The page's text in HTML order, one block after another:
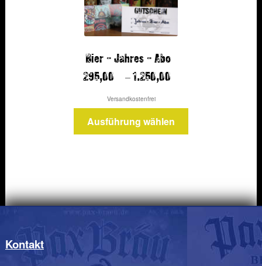
Bier – Jahres – Abo
295,00
–1.250,00
Versandkostenfrei
Ausführung wählen
auf.
Die
Optionen
können
Kontakt